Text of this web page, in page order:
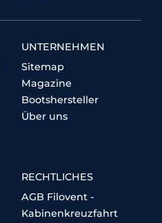
UNTERNEHMEN
Sitemap
Magazine
Bootshersteller
Über uns
RECHTLICHES
AGB Filovent -
Kabinenkreuzfahrt